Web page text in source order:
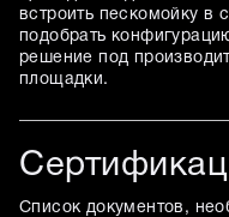
встроить пескомойку
подобрать
решение под
площадки.
Список документов,